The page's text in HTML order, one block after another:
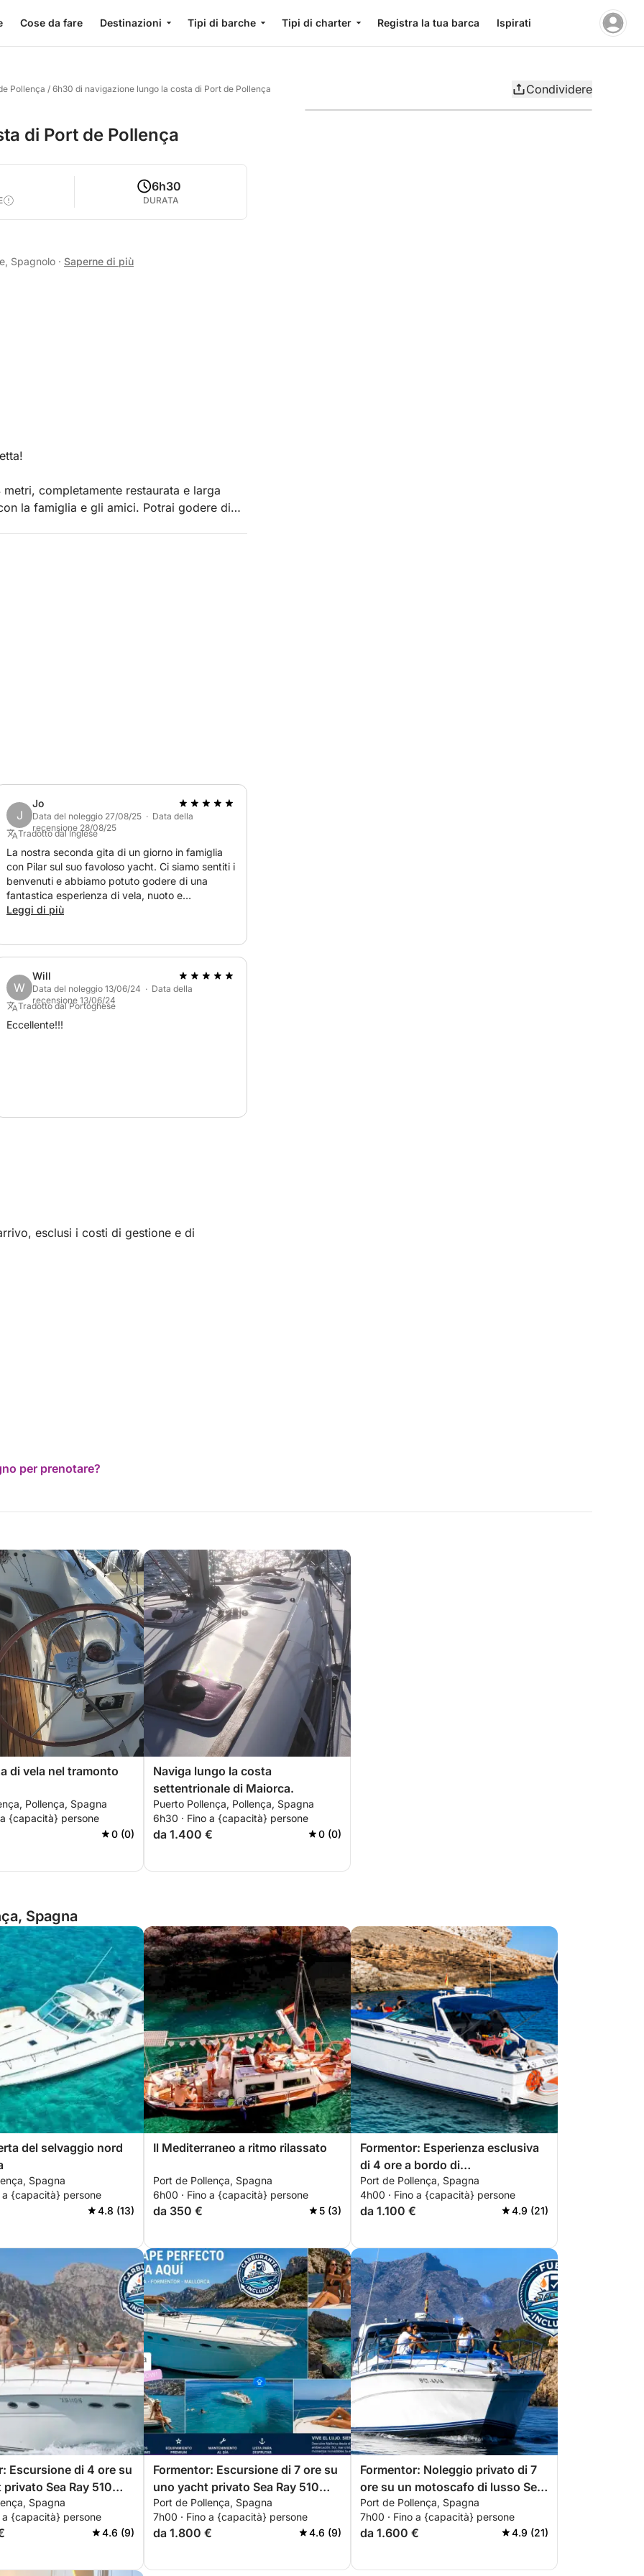
Cose da fare Destinazioni Tipi di barche Tipi di charter Registra la tua barca Ispirati
Pollença / 6h30 di navigazione lungo la costa di Port de Pollença Condividere
di Port de Pollença
6h30
DURATA
Spagnolo · Saperne di più
completamente restaurata e larga
la famiglia e gli amici. Potrai godere di
la famiglia o gli amici. Questa barca a
e un bagno, che ti permetteranno di
sua superficie velica ben distribuita le
per iniziare la tua avventura in barca a
J
Jo
Data del noleggio 27/08/25 · Data della
recensione 28/08/25
Tradotto dal Inglese
La nostra seconda gita di un giorno in famiglia
con Pilar sul suo favoloso yacht. Ci siamo sentiti i
benvenuti e abbiamo potuto godere di una
fantastica esperienza di vela, nuoto e
paddleboard. Lo consigliamo vivamente.
Leggi di più
W
Will
Data del noleggio 13/06/24 · Data della
recensione 13/06/24
Tradotto dal Portoghese
Eccellente!!!
esclusi i costi di gestione e di
per prenotare?
di vela nel tramonto
Pollença, Spagna
a {capacità} persone
0 (0)
Naviga lungo la costa
settentrionale di Maiorca.
Puerto Pollença, Pollença, Spagna
6h30 · Fino a {capacità} persone
da 1.400 € 0 (0)
Spagna
del selvaggio nord
Spagna
a {capacità} persone
4.8 (13)
Il Mediterraneo a ritmo rilassato
Port de Pollença, Spagna
6h00 · Fino a {capacità} persone
da 350 € 5 (3)
Formentor: Esperienza esclusiva
di 4 ore a bordo di
un'imbarcazione privata con
skipper.
Port de Pollença, Spagna
4h00 · Fino a {capacità} persone
da 1.100 € 4.9 (21)
Escursione di 4 ore su
Sea Ray 510
incluso.
Spagna
a {capacità} persone
4.6 (9)
Formentor: Escursione di 7 ore su
uno yacht privato Sea Ray 510
con skipper
Port de Pollença, Spagna
7h00 · Fino a {capacità} persone
da 1.800 € 4.6 (9)
Formentor: Noleggio privato di 7
ore su un motoscafo di lusso Sea
Ray 460 con skipper
Port de Pollença, Spagna
7h00 · Fino a {capacità} persone
da 1.600 € 4.9 (21)